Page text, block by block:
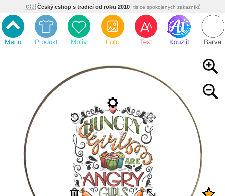
🇨🇿 Český eshop s tradicí od roku 2010 tisíce spokojených zákazníků
Ekologický a zdravotně nezávadný žádná čína, barvy s certifikáty
💡Inovativní výroba vlastní vývoj, nejnovější technologie
Rychlé dodání expedujeme do 24h
Kvalita pod kontrolou jsme přímý výrobce, žádný zprostředkovatel
Český eshop s tradicí od roku 2010 tisíce spokojených zákazníků